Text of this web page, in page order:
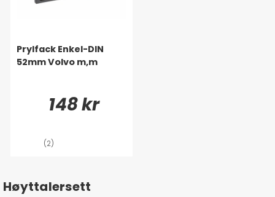
Prylfack Enkel-DIN
52mm Volvo m,m
148 kr
(2)
Høyttalersett